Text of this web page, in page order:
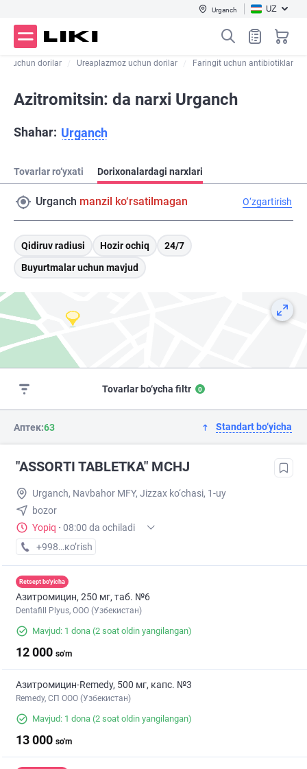
Urganch UZ
uchun dorilar Ureaplazmoz uchun dorilar Faringit uchun antibiotiklar
Azitromitsin: da narxi Urganch
Shahar: Urganch
Tovarlar ro‘yxati Dorixonalardagi narxlari
Urganch manzil ko‘rsatilmagan O‘zgartirish
Qidiruv radiusi Hozir ochiq
24/7
Buyurtmalar uchun mavjud
Tovarlar bo‘ycha filtr 0
Аптек:63 Standart bo‘yicha
"ASSORTI TABLETKA" MCHJ
Urganch, Navbahor MFY, Jizzax ko‘chasi, 1-uy
bozor
Yopiq · 08:00 da ochiladi
+998 (99) XXX-XX-XX
кo’rish
Retsept bo'yicha
Азитромицин, 250 мг, таб. №6
Dentafill Plyus, ООО (Узбекистан)
Mavjud: 1 dona (2 soat oldin yangilangan)
12 000 so'm
Азитромицин-Remedy, 500 мг, капс. №3
Remedy, СП ООО (Узбекистан)
Mavjud: 1 dona (2 soat oldin yangilangan)
13 000 so'm